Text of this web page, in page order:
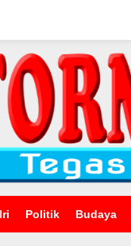
Politik Budaya